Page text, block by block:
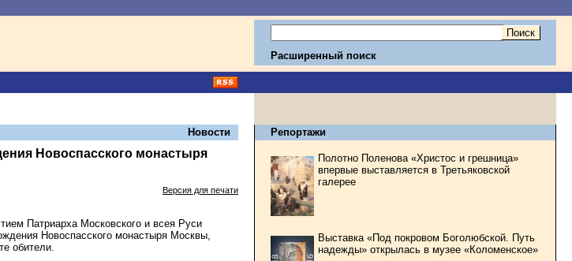
Расширенный поиск
Новости
Новоспасского монастыря
Версия для печати
Патриарха Московского и всея Руси
Новоспасского монастыря Москвы,
обители.
Репортажи
Полотно Поленова «Христос и грешница»
впервые выставляется в Третьяковской
галерее
Выставка «Под покровом Боголюбской. Путь
надежды» открылась в музее «Коломенское»